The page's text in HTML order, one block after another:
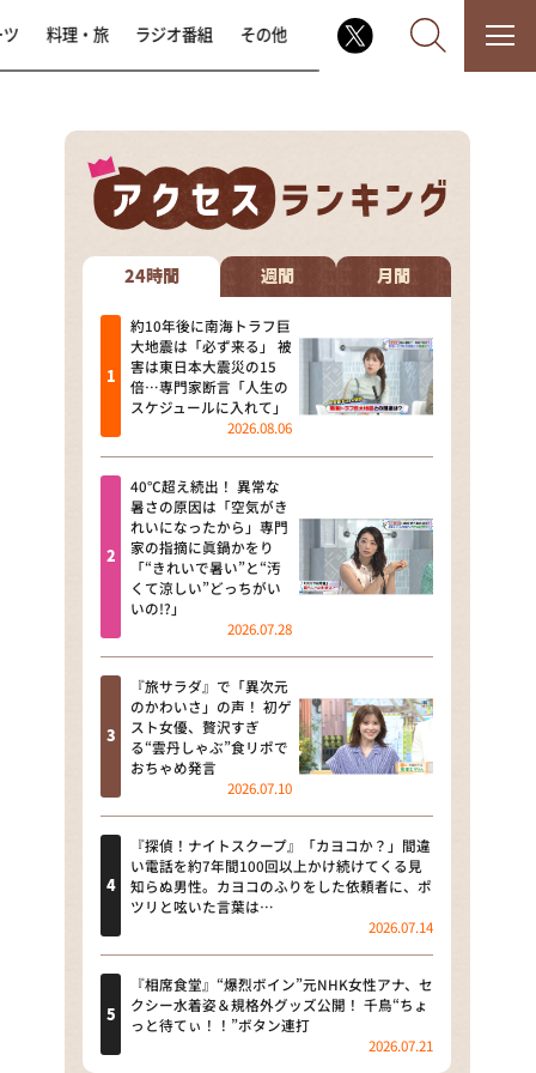
なるみ・岡村の過ぎるTV
相席食堂
これ余談なんですけど・・・
～人生密着トークバラエティ！
～ やすとものいたって真剣です
探偵！ナイトスクープ
news おかえり
河合＆A.B.C-Z塚田×福井アナ
「なんでやねん！？」（news お
かえり）
DAIGOも台所 ～きょうの献立 何
にする？～
本日はダイアンなり！シーズン２
朝だ！生です旅サラダ
教えて！ニュースライブ 正義の
ミカタ
ＬＩＦＥ～夢のカタチ～
新婚さんいらっしゃい！
ポツンと一軒家
ザキ山小屋本館
料理・旅 ラジオ番組 その他
24時間 週間 月間
約10年後に南海トラフ巨
大地震は「必ず来る」 被
害は東日本大震災の15
倍…専門家断言「人生の
スケジュールに入れて」
2026.08.06
40℃超え続出！ 異常な
暑さの原因は「空気がき
れいになったから」専門
家の指摘に眞鍋かをり
「“きれいで暑い”と“汚
くて涼しい”どっちがい
いの!?」
2026.07.28
『旅サラダ』で「異次元
のかわいさ」の声！ 初ゲ
スト女優、贅沢すぎ
る“雲丹しゃぶ”食リポで
おちゃめ発言
2026.07.10
『探偵！ナイトスクープ』「カヨコか？」間違
い電話を約7年間100回以上かけ続けてくる見
知らぬ男性。カヨコのふりをした依頼者に、ポ
ツリと呟いた言葉は…
2026.07.14
『相席食堂』“爆烈ボイン”元NHK女性アナ、セ
クシー水着姿＆規格外グッズ公開！ 千鳥“ちょ
っと待てぃ！！”ボタン連打
2026.07.21